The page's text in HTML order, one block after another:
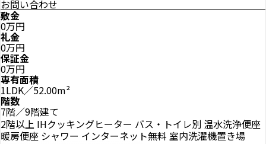
お問い合わせ
敷金
0万円
礼金
0万円
保証金
0万円
専有面積
1LDK／52.00m²
階数
7階／9階建て
2階以上 IHクッキングヒーター バス・トイレ別 温水洗浄便座
暖房便座 シャワー インターネット無料 室内洗濯機置き場